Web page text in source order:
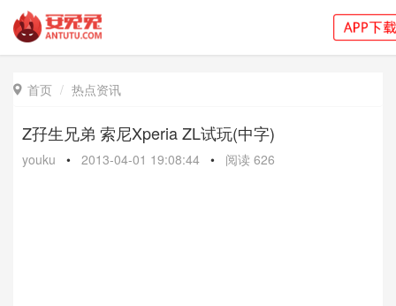
 首页 热点资讯
Z孖生兄弟 索尼Xperia ZL试玩(中字)
youku • 2013-04-01 19:08:44 • 阅读 626